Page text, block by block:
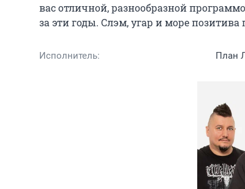
вас отличной, разнообразной
за эти годы. Слэм, угар и море позитива
Исполнитель: План